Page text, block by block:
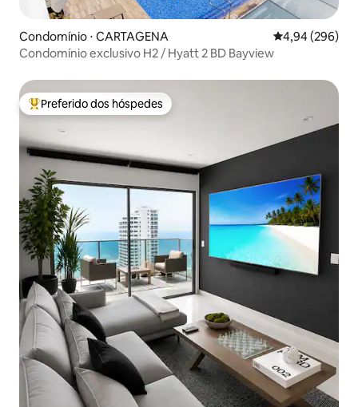
Condomínio ⋅ CARTAGENA 4,94 de uma
4,94 (296)
Condomínio exclusivo H2 / Hyatt 2 BD Bayview
Entre os melhores preferidos dos hóspedes
Preferido dos hóspedes